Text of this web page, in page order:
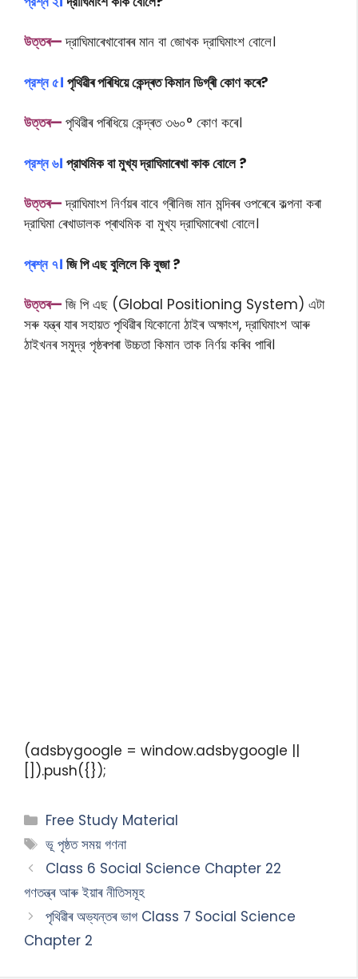
উত্তৰ—দ্রাঘিমাৰেখাবোৰৰ মান বা জোখক দ্রাঘিমাংশ বোলে।
প্রশ্ন ৫। পৃথিৱীৰ পৰিধিয়ে কেন্দ্ৰত কিমান ডিগ্ৰী কোণ কৰে?
উত্তৰ— পৃথিৱীৰ পৰিধিয়ে কেন্দ্ৰত ৩৬০° কোণ কৰে।
প্রশ্ন ৬। প্রাথমিক বা মুখ্য দ্রাঘিমাৰেখা কাক বোলে ?
উত্তৰ—দ্রাঘিমাংশ নিৰ্ণয়ৰ বাবে গ্ৰীনিজ মান মন্দিৰৰ ওপৰেৰে কল্পনা কৰা
দ্রাঘিমা ৰেখাডালক প্ৰাথমিক বা মুখ্য দ্রাঘিমাৰেখা বোলে।
প্ৰশ্ন ৭। জি পি এছ বুলিলে কি বুজা ?
উত্তৰ— জি পি এছ (Global Positioning System) এটা
সৰু যন্ত্ৰ যাৰ সহায়ত পৃথিৱীৰ যিকোনো ঠাইৰ অক্ষাংশ, দ্রাঘিমাংশ আৰু
ঠাইখনৰ সমুদ্র পৃষ্ঠৰপৰা উচ্চতা কিমান তাক নির্ণয় কৰিব পাৰি।
(adsbygoogle = window.adsbygoogle ||
[]).push({});
Free Study Material
ভূ পৃষ্ঠত সময় গণনা
Class 6 Social Science Chapter 22
গণতন্ত্ৰ আৰু ইয়াৰ নীতিসমূহ
পৃথিৱীৰ অভ্যন্তৰ ভাগ Class 7 Social Science
Chapter 2